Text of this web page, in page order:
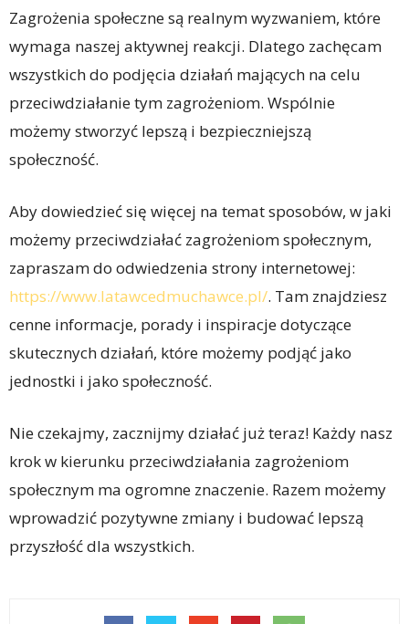
Zagrożenia społeczne są realnym wyzwaniem, które
wymaga naszej aktywnej reakcji. Dlatego zachęcam
wszystkich do podjęcia działań mających na celu
przeciwdziałanie tym zagrożeniom. Wspólnie
możemy stworzyć lepszą i bezpieczniejszą
społeczność.
Aby dowiedzieć się więcej na temat sposobów, w jaki
możemy przeciwdziałać zagrożeniom społecznym,
zapraszam do odwiedzenia strony internetowej:
https://www.latawcedmuchawce.pl/. Tam znajdziesz
cenne informacje, porady i inspiracje dotyczące
skutecznych działań, które możemy podjąć jako
jednostki i jako społeczność.
Nie czekajmy, zacznijmy działać już teraz! Każdy nasz
krok w kierunku przeciwdziałania zagrożeniom
społecznym ma ogromne znaczenie. Razem możemy
wprowadzić pozytywne zmiany i budować lepszą
przyszłość dla wszystkich.